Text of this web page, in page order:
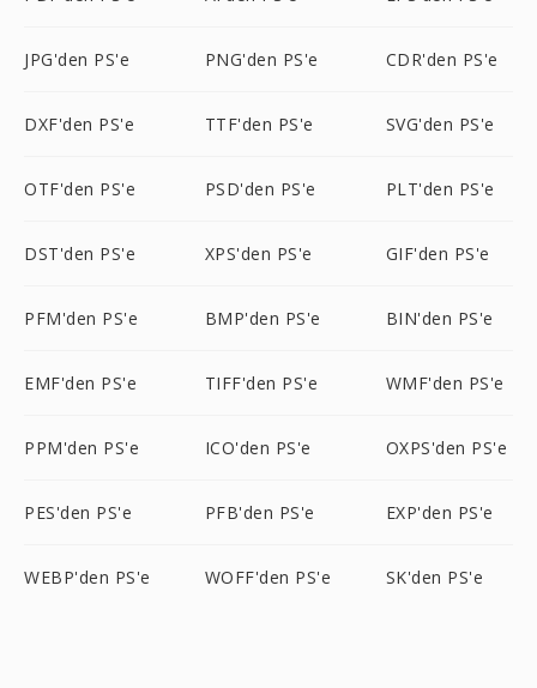
JPG'den PS'e PNG'den PS'e CDR'den PS'e
DXF'den PS'e TTF'den PS'e SVG'den PS'e
OTF'den PS'e PSD'den PS'e PLT'den PS'e
DST'den PS'e XPS'den PS'e GIF'den PS'e
PFM'den PS'e BMP'den PS'e BIN'den PS'e
EMF'den PS'e TIFF'den PS'e WMF'den PS'e
PPM'den PS'e ICO'den PS'e OXPS'den PS'e
PES'den PS'e PFB'den PS'e EXP'den PS'e
WEBP'den PS'e WOFF'den PS'e SK'den PS'e